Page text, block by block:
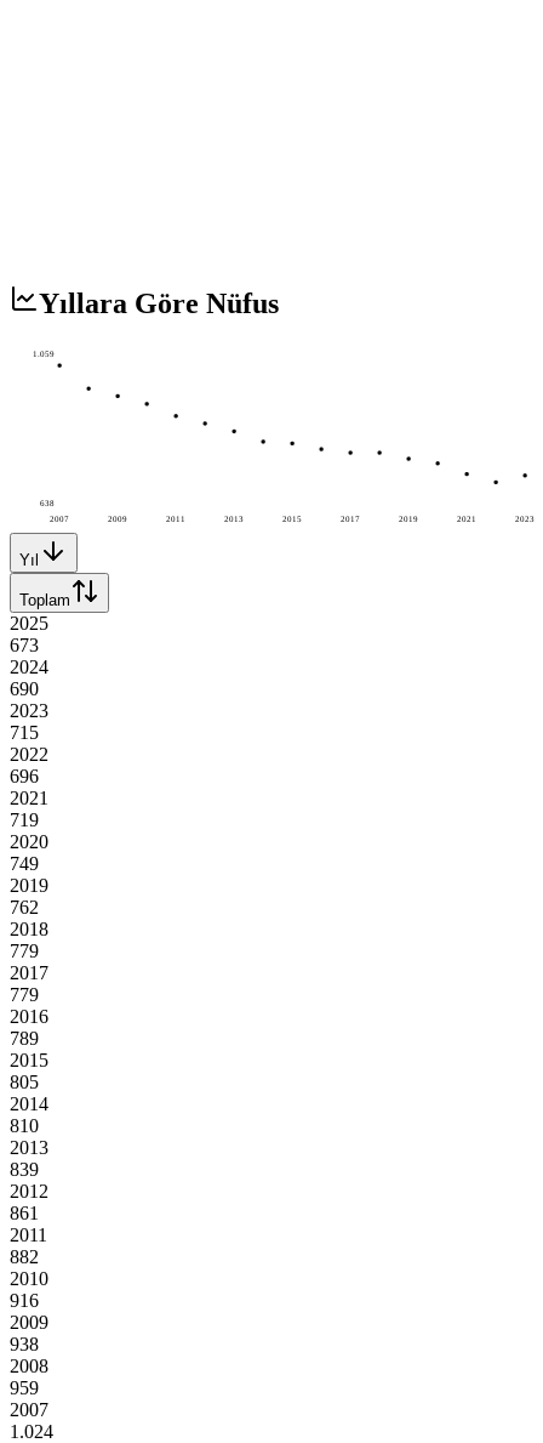
Yıllara Göre Nüfus
2007 2009 2011 2013 2015 2017 2019 2021 2023
1.059
638
Yıl
Toplam
2025
673
2024
690
2023
715
2022
696
2021
719
2020
749
2019
762
2018
779
2017
779
2016
789
2015
805
2014
810
2013
839
2012
861
2011
882
2010
916
2009
938
2008
959
2007
1.024